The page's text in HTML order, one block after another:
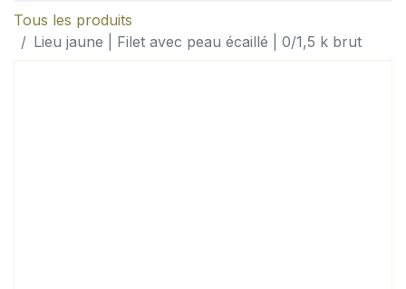
Tous les produits
Lieu jaune | Filet avec peau écaillé | 0/1,5 k brut